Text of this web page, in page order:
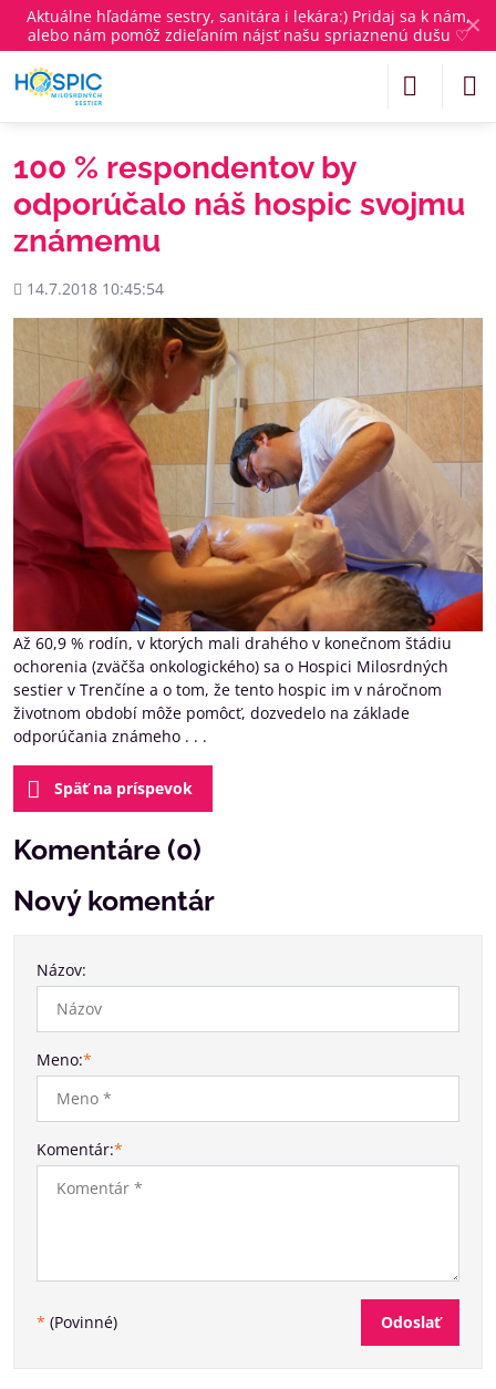
✕
Aktuálne hľadáme sestry, sanitára i lekára:) Pridaj sa k nám,
alebo nám pomôž zdieľaním nájsť našu spriaznenú dušu ♡
100 % respondentov by
odporúčalo náš hospic svojmu
známemu
Pridané
14.7.2018 10:45:54
Až 60,9 % rodín, v ktorých mali drahého v konečnom štádiu
ochorenia (zväčša onkologického) sa o Hospici Milosrdných
sestier v Trenčíne a o tom, že tento hospic im v náročnom
životnom období môže pomôcť, dozvedelo na základe
odporúčania známeho . . .
Späť na príspevok
Komentáre (0)
Nový komentár
Názov:
Meno:*
Komentár:*
* (Povinné) Odoslať